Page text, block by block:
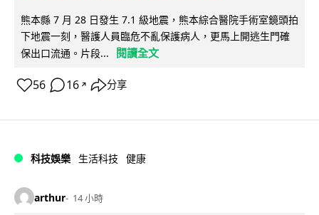
熊本縣 7 月 28 日發生 7.1 級地震，熊本綜合醫院手術室鏡頭拍
下地震一刻，醫護人員臨危不亂保護病人，更馬上開逃生門確
保出口流通。片段...
閱讀全文
56 16 ↗ 分享
科技娛樂 生活科技 健康
arthur 14 小時